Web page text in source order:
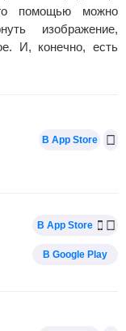
помощью можно
изображение,
И, конечно, есть
В App Store
В App Store
В Google Play